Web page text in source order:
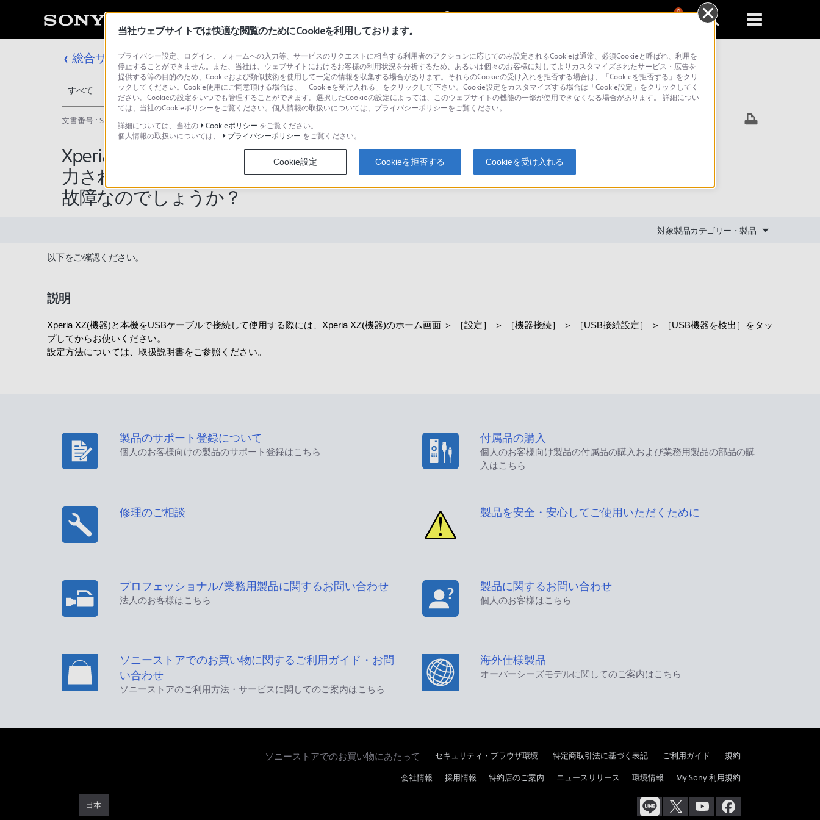
0
総合サポート・お問い合わせ
すべて 検索
文書番号 : SH000162570 / 最終更新日 : 2025/03/11
Xperia XZ(機器)と本機をUSBケーブルで接続しても、本機から音が出
力されません。Xperia XZ(機器)はPCにはUSB接続できるので、本機の
故障なのでしょうか？
対象製品カテゴリー・製品
以下をご確認ください。
説明
Xperia XZ(機器)と本機をUSBケーブルで接続して使用する際には、Xperia XZ(機器)のホーム画面 ＞ ［設定］ ＞ ［機器接続］ ＞ ［USB接続設定］ ＞ ［USB機器を検出］をタッ
プしてからお使いください。
設定方法については、取扱説明書をご参照ください。
製品のサポート登録について
個人のお客様向けの製品のサポート登録はこちら
付属品の購入
個人のお客様向け製品の付属品の購入および業務用製品の部品の購
入はこちら
修理のご相談 製品を安全・安心してご使用いただくために
プロフェッショナル/業務用製品に関するお問い合わせ
法人のお客様はこちら
製品に関するお問い合わせ
個人のお客様はこちら
ソニーストアでのお買い物に関するご利用ガイド・お問
い合わせ
ソニーストアのご利用方法・サービスに関してのご案内はこちら
海外仕様製品
オーバーシーズモデルに関してのご案内はこちら
ソニーストアでのお買い物にあたって セキュリティ・ブラウザ環境 特定商取引法に基づく表記 ご利用ガイド 規約
日本
会社情報 採用情報 特約店のご案内 ニュースリリース 環境情報 My Sony 利用規約
当社ウェブサイトでは快適な閲覧のためにCookieを利用しております。
プライバシー設定、ログイン、フォームへの入力等、サービスのリクエストに相当する利用者のアクションに応じてのみ設定されるCookieは通常、必須Cookieと呼ばれ、利用を
停止することができません。また、当社は、ウェブサイトにおけるお客様の利用状況を分析するため、あるいは個々のお客様に対してよりカスタマイズされたサービス・広告を
提供する等の目的のため、Cookieおよび類似技術を使用して一定の情報を収集する場合があります。それらのCookieの受け入れを拒否する場合は、「Cookieを拒否する」をクリ
ックしてください。Cookie使用にご同意頂ける場合は、「Cookieを受け入れる」をクリックして下さい。Cookie設定をカスタマイズする場合は「Cookie設定」をクリックしてく
ださい。Cookieの設定をいつでも管理することができます。選択したCookieの設定によっては、このウェブサイトの機能の一部が使用できなくなる場合があります。 詳細につい
ては、当社のCookieポリシーをご覧ください。個人情報の取扱いについては、プライバシーポリシーをご覧ください。
詳細については、当社の
Cookieポリシー をご覧ください。
個人情報の取扱いについては、
プライバシーポリシー をご覧ください。
Cookie設定 Cookieを拒否する Cookieを受け入れる